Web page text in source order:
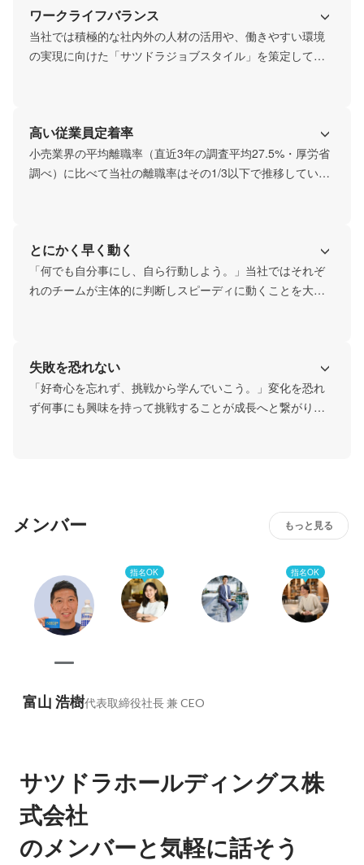
異なる多様なメンバーがそれぞれの個性と視点を活かして
活躍しています。「違いを認めあい、互いの強みを活かそ
う。」私たちが大切にしている価値観です。
ワークライフバランス
当社では積極的な社内外の人材の活用や、働きやすい環境
の実現に向けた「サツドラジョブスタイル」を策定してい
働き方が叶う環境を提供。自分の人生・家族やパートナー
との時間を大切にしながら仕事を楽しむのがサツドラらし
さのひとつです。
高い従業員定着率
小売業界の平均離職率（直近3年の調査平均27.5%・厚労省
調べ）に比べて当社の離職率はその1/3以下で推移していま
とにかく早く動く
「何でも自分事にし、自ら行動しよう。」当社ではそれぞ
れのチームが主体的に判断しスピーディに動くことを大切
失敗を恐れない
「好奇心を忘れず、挑戦から学んでいこう。」変化を恐れ
ず何事にも興味を持って挑戦することが成長へと繋がりま
メンバー もっと見る
指名OK 指名OK
富山 浩樹代表取締役社長 兼 CEO
サツドラホールディングス株
式会社
のメンバーと気軽に話そう